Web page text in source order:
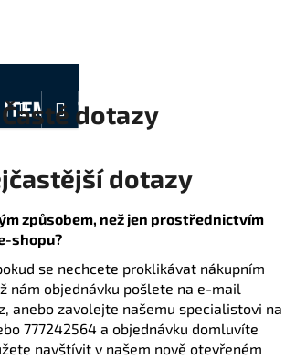
Nákupní
Menu
Časté dotazy
dotazy
způsobem, než jen prostřednictvím
shopu?
se nechcete proklikávat nákupním
nám objednávku pošlete na e-mail
anebo zavolejte našemu specialistovi na
777242564 a objednávku domluvíte
navštívit v našem nově otevřeném